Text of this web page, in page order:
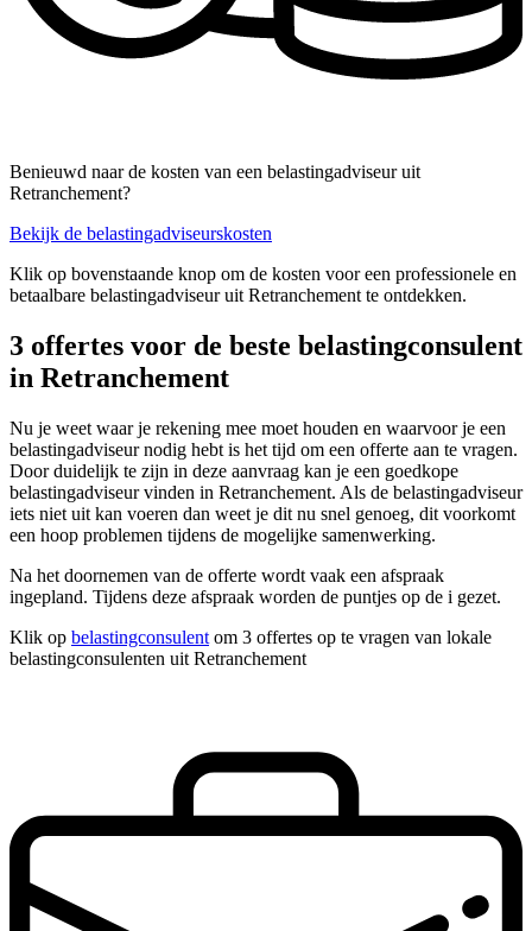
Benieuwd naar de kosten van een belastingadviseur uit
Retranchement?
Bekijk de belastingadviseurskosten
Klik op bovenstaande knop om de kosten voor een professionele en
betaalbare belastingadviseur uit Retranchement te ontdekken.
3 offertes voor de beste belastingconsulent
in Retranchement
Nu je weet waar je rekening mee moet houden en waarvoor je een
belastingadviseur nodig hebt is het tijd om een offerte aan te vragen.
Door duidelijk te zijn in deze aanvraag kan je een goedkope
belastingadviseur vinden in Retranchement. Als de belastingadviseur
iets niet uit kan voeren dan weet je dit nu snel genoeg, dit voorkomt
een hoop problemen tijdens de mogelijke samenwerking.
Na het doornemen van de offerte wordt vaak een afspraak
ingepland. Tijdens deze afspraak worden de puntjes op de i gezet.
Klik op belastingconsulent om 3 offertes op te vragen van lokale
belastingconsulenten uit Retranchement